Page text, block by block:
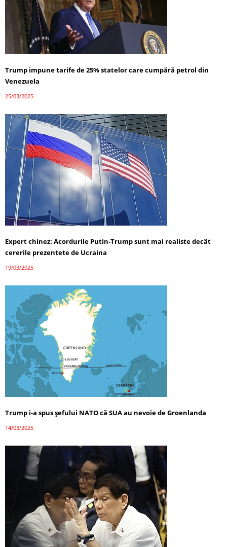
Trump impune tarife de 25% statelor care cumpără petrol din
Venezuela
25/03/2025
Expert chinez: Acordurile Putin-Trump sunt mai realiste decât
cererile prezentete de Ucraina
19/03/2025
Trump i-a spus șefului NATO că SUA au nevoie de Groenlanda
14/03/2025